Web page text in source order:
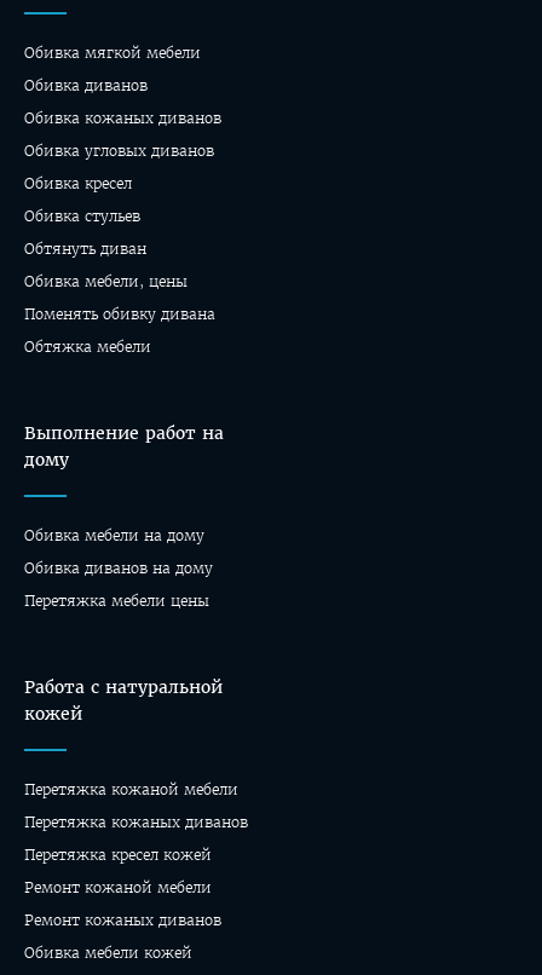
Обивка мягкой мебели
Обивка диванов
Обивка кожаных диванов
Обивка угловых диванов
Обивка кресел
Обивка стульев
Обтянуть диван
Обивка мебели, цены
Поменять обивку дивана
Обтяжка мебели
Выполнение работ на
дому
Обивка мебели на дому
Oбивка диванов на дому
Перетяжка мебели цены
Работа с натуральной
кожей
Перетяжка кожаной мебели
Перетяжка кожаных диванов
Перетяжка кресел кожей
Ремонт кожаной мебели
Ремонт кожаных диванов
Обивка мебели кожей